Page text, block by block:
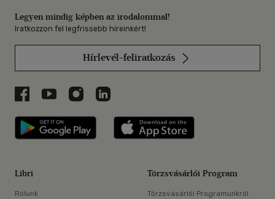
Legyen mindig képben az irodalommal!
Iratkozzon fel legfrissebb híreinkért!
Hírlevél-feliratkozás
Libri a Facebookon
Libri a Youtube-on
Libri az Instagramon
Libri a LinkedInen
Libri applikáció Szerezd meg: Google
Libri
Rólunk
Törzsvásárlói Program
Törzsvásárlói Programunkról